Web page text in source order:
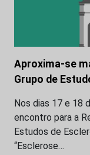
Aproxima-se
Grupo de
Nos dias 17 e 18
encontro para a
Estudos de
“Esclerose…